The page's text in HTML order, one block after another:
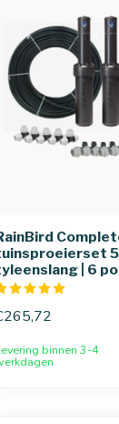
| 6
binnen 3-4